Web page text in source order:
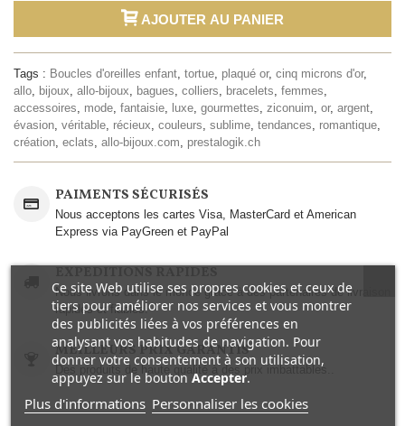
AJOUTER AU PANIER
Tags : Boucles d'oreilles enfant, tortue, plaqué or, cinq microns d'or,
allo, bijoux, allo-bijoux, bagues, colliers, bracelets, femmes,
accessoires, mode, fantaisie, luxe, gourmettes, ziconuim, or, argent,
évasion, véritable, récieux, couleurs, sublime, tendances, romantique,
création, eclats, allo-bijoux.com, prestalogik.ch
PAIMENTS SÉCURISÉS
Nous acceptons les cartes Visa, MasterCard et American
Express via PayGreen et PayPal
Nous livrons dans le monde grâce à des partenaires de livraison
rapides et fiables.
MEILLEURS PRIX GARANTIS
Des produits de haute qualité à des prix imbattables..
Ce site Web utilise ses propres cookies et ceux de
tiers pour améliorer nos services et vous montrer
des publicités liées à vos préférences en
analysant vos habitudes de navigation. Pour
donner votre consentement à son utilisation,
appuyez sur le bouton Accepter.
Plus d'informations Personnaliser les cookies